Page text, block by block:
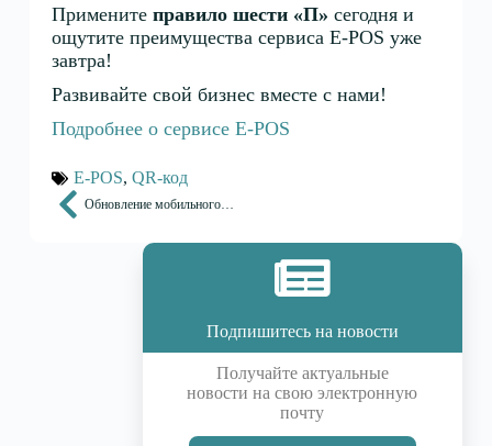
Примените правило шести «П» сегодня и
ощутите преимущества сервиса E-POS уже
завтра!
Развивайте свой бизнес вместе с нами!
Подробнее о сервисе E-POS
E-POS, QR-код
Обновление мобильного приложения «Электронный чек» версии 2.2.23
Подпишитесь на новости
Получайте актуальные
новости на свою электронную
почту